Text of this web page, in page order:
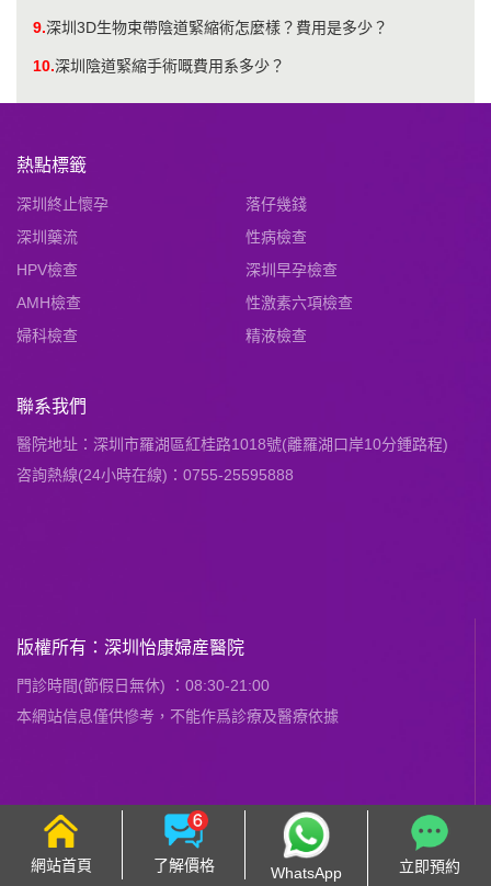
9.深圳3D生物束帶陰道緊縮術怎麼樣？費用是多少？
10.深圳陰道緊縮手術嘅費用系多少？
熱點標籤
深圳終止懷孕
落仔幾錢
深圳藥流
性病檢查
HPV檢查
深圳早孕檢查
AMH檢查
性激素六項檢查
婦科檢查
精液檢查
聯系我們
醫院地址：深圳市羅湖區紅桂路1018號(離羅湖口岸10分鍾路程)
咨詢熱線(24小時在線)：0755-25595888
版權所有：深圳怡康婦産醫院
門診時間(節假日無休) ：08:30-21:00
本網站信息僅供慘考，不能作爲診療及醫療依據
網站首頁 了解價格 WhatsApp 立即預約